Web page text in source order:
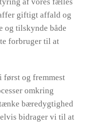
giftigt affald og
og tilskynde både
forbruger til at
først og fremmest
omkring
bæredygtighed
bidrager vi til at